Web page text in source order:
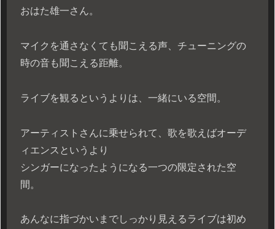
おはた雄一さん。
マイクを通さなくても聞こえる声、チューニングの
時の音も聞こえる距離。
ライブを観るというよりは、一緒にいる空間。
アーティストさんに乗せられて、歌を歌えばオーデ
ィエンスというより
シンガーになったようになる一つの限定された空
間。
あんなに指づかいまでしっかり見えるライブは初め